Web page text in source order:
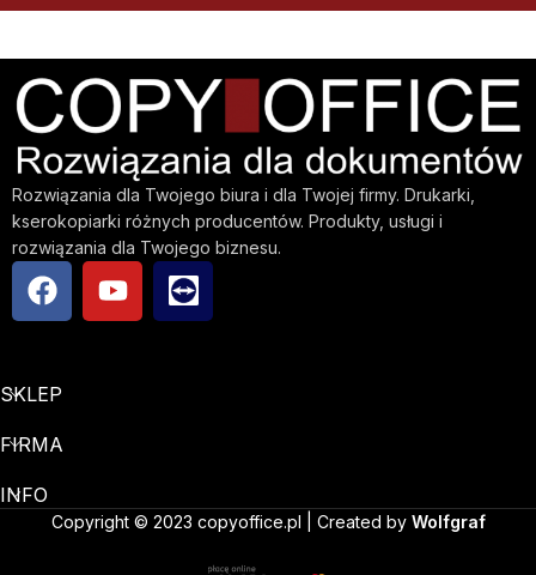
Rozwiązania dla Twojego biura i dla Twojej firmy. Drukarki,
kserokopiarki różnych producentów. Produkty, usługi i
rozwiązania dla Twojego biznesu.
SKLEP
FIRMA
INFO
Copyright © 2023 copyoffice.pl | Created by Wolfgraf